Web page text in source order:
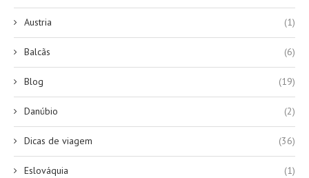
Austria (1)
Balcãs (6)
Blog (19)
Danúbio (2)
Dicas de viagem (36)
Eslováquia (1)